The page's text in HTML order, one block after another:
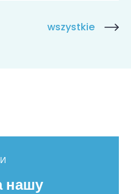
wszystkie
нашу